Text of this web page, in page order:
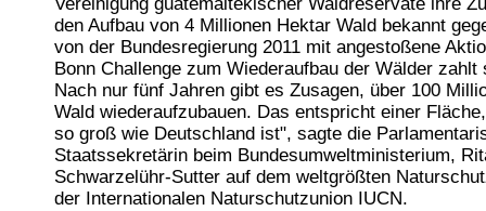
den Aufbau von 4 Millionen Hektar Wald bekannt
von der Bundesregierung 2011 mit angestoßene
Bonn Challenge zum Wiederaufbau der Wälder zahlt
Nach nur fünf Jahren gibt es Zusagen, über 100
Wald wiederaufzubauen. Das entspricht einer
so groß wie Deutschland ist", sagte die
Staatssekretärin beim Bundesumweltministerium,
Schwarzelühr-Sutter auf dem weltgrößten
der Internationalen Naturschutzunion IUCN.